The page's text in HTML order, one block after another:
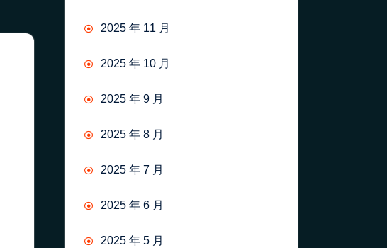
2025 年 11 月
2025 年 10 月
2025 年 9 月
2025 年 8 月
2025 年 7 月
2025 年 6 月
2025 年 5 月